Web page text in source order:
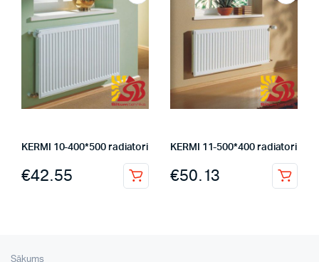
KERMI 10-400*500 radiatori
€42.55
KERMI 11-500*400 radiatori
€50.13
Sākums